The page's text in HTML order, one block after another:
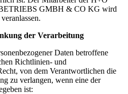
GMBH & CO KG wird
der Verarbeitung
Daten betroffene
Richtlinien- und
von dem Verantwortlichen die
zu verlangen, wenn eine der
ist: